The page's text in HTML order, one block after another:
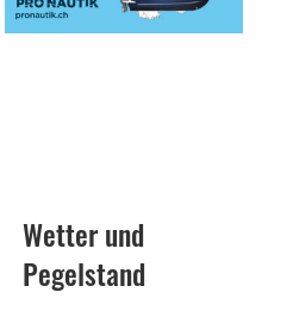
Wetter und
Pegelstand